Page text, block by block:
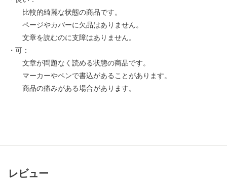
比較的綺麗な状態の商品です。
ページやカバーに欠品はありません。
文章を読むのに支障はありません。
・可：
文章が問題なく読める状態の商品です。
マーカーやペンで書込があることがあります。
商品の痛みがある場合があります。
レビュー